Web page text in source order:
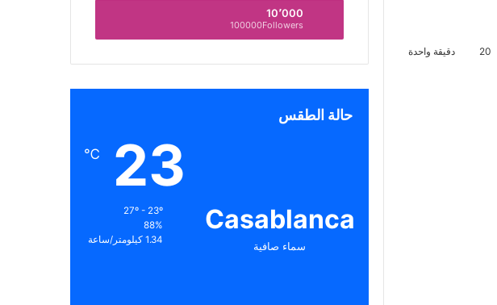
20 دقيقة واحدة
10٬000
100000Followers
حالة الطقس
Casablanca
سماء صافية
23
℃
27º - 23º
88%
1.34 كيلومتر/ساعة